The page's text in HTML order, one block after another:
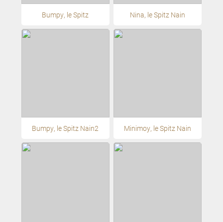
Bumpy, le Spitz Nina, le Spitz Nain
Bumpy, le Spitz Nain2 Minimoy, le Spitz Nain